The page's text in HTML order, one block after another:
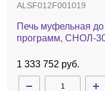
ALSF012F001019
Печь муфельная
программ, СНОЛ-
1 333 752 руб.